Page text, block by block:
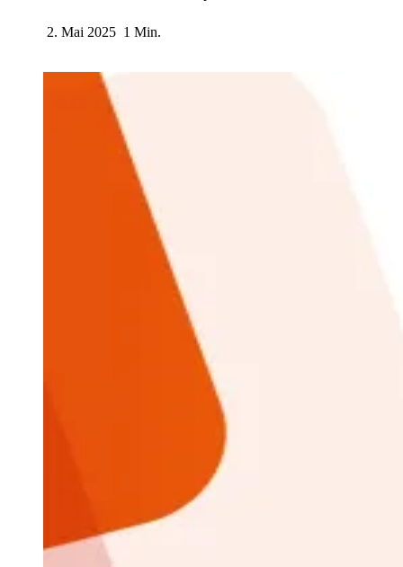
2. Mai 2025 1 Min.